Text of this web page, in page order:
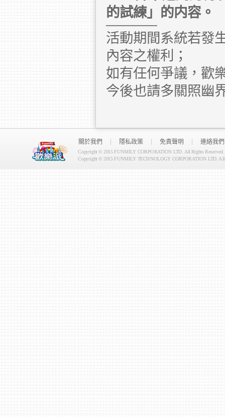
的試練」的内容。
活動期間系統若發
內容之權利；
如有任何爭議，歡
今後也請多關照幽
關於我們 隱私政策 免責聲明 連絡我們
Copyright © 2015 FUNMILY CORPORATION LTD. All Rights Reserved.
Copyright © 2015 FUNMILY TECHNOLOGY CORPORATION LTD. All